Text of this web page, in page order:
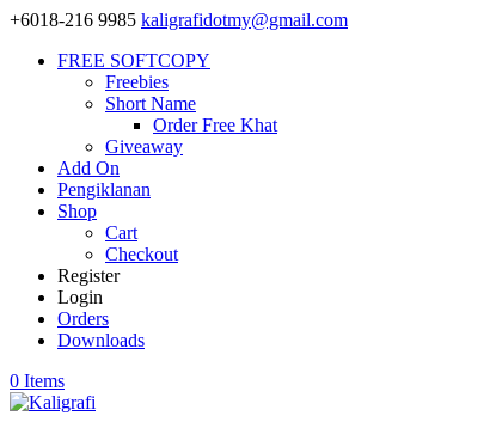
+6018-216 9985 kaligrafidotmy@gmail.com
FREE SOFTCOPY
Freebies
Short Name
Order Free Khat
Giveaway
Add On
Pengiklanan
Shop
Cart
Checkout
Register
Login
Orders
Downloads
0 Items